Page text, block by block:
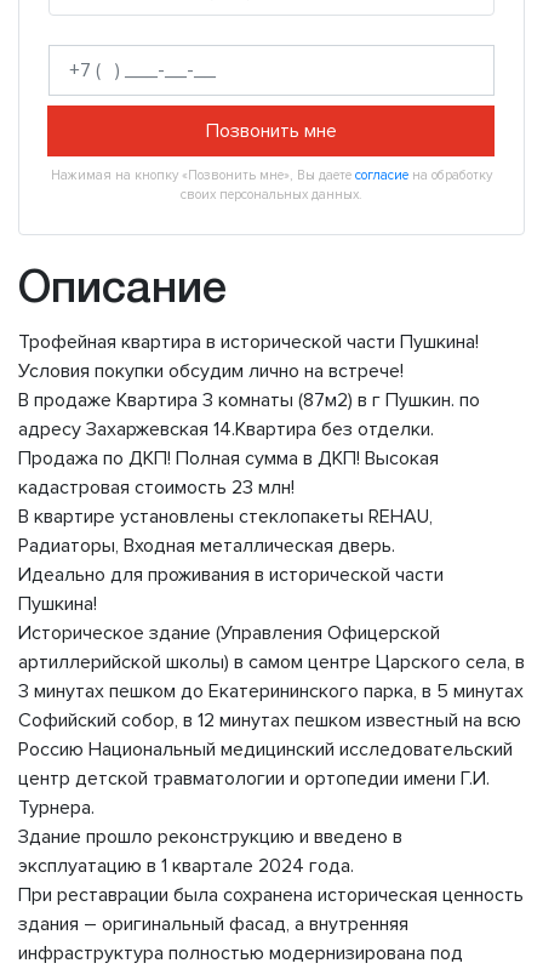
Позвонить мне
Нажимая на кнопку «Позвонить мне», Вы даете согласие на обработку
своих персональных данных.
Описание
Трофейная квартира в исторической части Пушкина!
Условия покупки обсудим лично на встрече!
В продажe Квартира 3 комнаты (87м2) в г Пушкин. по
адрecу Зaxaржевскaя 14.Квaртиpа без отделки.
Продажа по ДКП! Полная сумма в ДКП! Высокая
кадастровая стоимость 23 млн!
B квартире установлены стеклопакеты RЕНАU,
Радиаторы, Входная металлическая дверь.
Идеально для проживания в исторической части
Пушкина!
Историческое здание (Управления Офицерской
артиллерийской школы) в самом центре Царского села, в
3 минутах пешком до Екатерининского парка, в 5 минутах
Софийский собор, в 12 минутах пешком известный на всю
Россию Национальный медицинский исследовательский
центр детской травматологии и ортопедии имени Г.И.
Турнера.
Здание прошло реконструкцию и введено в
эксплуатацию в 1 квартале 2024 года.
При реставрации была сохранена историческая ценность
здания – оригинальный фасад, а внутренняя
инфраструктура полностью модернизирована под